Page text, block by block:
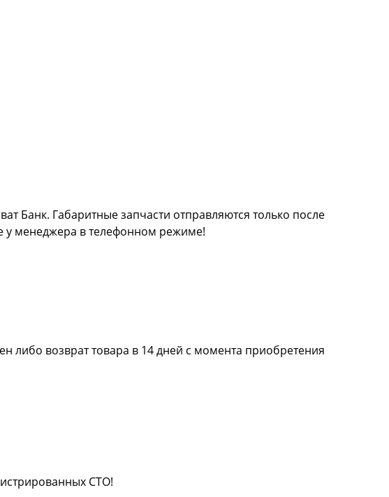
Банк. Габаритные запчасти отправляются только после
у менеджера в телефонном режиме!
либо возврат товара в 14 дней с момента приобретения
СТО!